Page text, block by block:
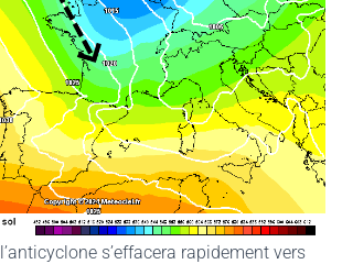
l’anticyclone s’effacera rapidement vers